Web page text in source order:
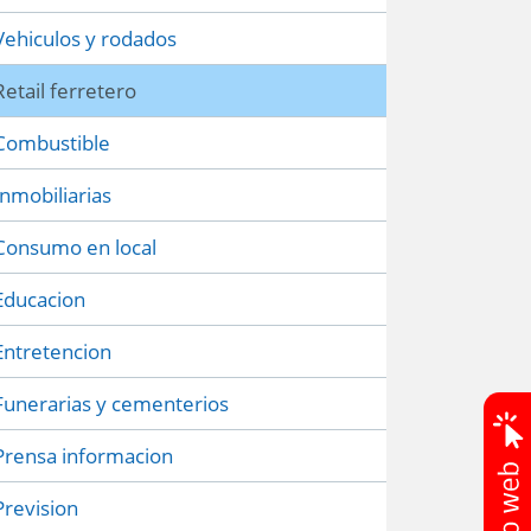
y rodados
ferretero
en local
y cementerios
informacion